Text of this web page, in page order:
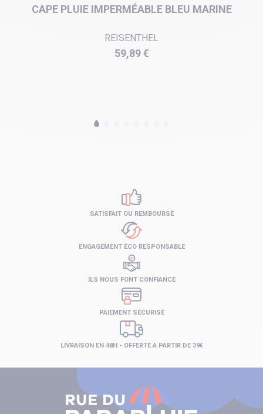
CAPE PLUIE IMPERMÉABLE BLEU MARINE
REISENTHEL
Prix
59,89 €
LIVRAISON EN 48H - OFFERTE À PARTIR DE 39€
PAIEMENT SÉCURISÉ
SATISFAIT OU REMBOURSÉ
ENGAGEMENT ÉCO RESPONSABLE
ILS NOUS FONT CONFIANCE